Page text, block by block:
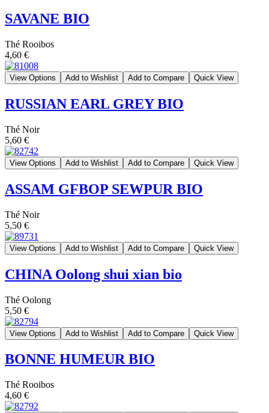
SAVANE BIO
Thé Rooibos
4,60 €
View Options Add to Wishlist Add to Compare Quick View
RUSSIAN EARL GREY BIO
Thé Noir
5,60 €
View Options Add to Wishlist Add to Compare Quick View
ASSAM GFBOP SEWPUR BIO
Thé Noir
5,50 €
View Options Add to Wishlist Add to Compare Quick View
CHINA Oolong shui xian bio
Thé Oolong
5,50 €
View Options Add to Wishlist Add to Compare Quick View
BONNE HUMEUR BIO
Thé Rooibos
4,60 €